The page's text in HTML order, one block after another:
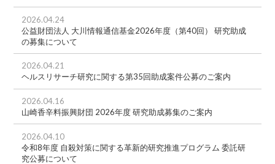
2026.04.24
公益財団法人 大川情報通信基金2026年度（第40回） 研究助成
の募集について
2026.04.21
ヘルスリサーチ研究に関する第35回助成案件公募のご案内
2026.04.16
山崎香辛料振興財団 2026年度 研究助成募集のご案内
2026.04.10
令和8年度 自殺対策に関する革新的研究推進プログラム 委託研
究公募について